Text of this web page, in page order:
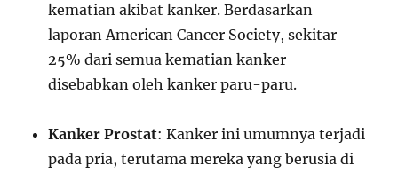
kematian akibat kanker. Berdasarkan
laporan American Cancer Society, sekitar
25% dari semua kematian kanker
disebabkan oleh kanker paru-paru.
Kanker Prostat: Kanker ini umumnya terjadi
pada pria, terutama mereka yang berusia di